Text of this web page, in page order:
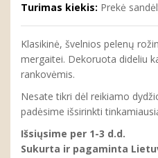
Turimas kiekis: Prekė
Klasikinė, švelnios pelenų
mergaitei. Dekoruota dideliu
rankovėmis.
Nesate tikri dėl reikiamo
padėsime išsirinkti
Išsiųsime per 1-3 d.d.
Sukurta ir pagaminta